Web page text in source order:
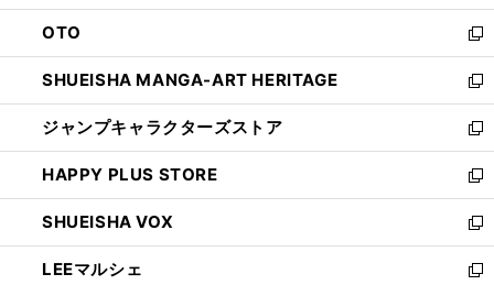
ウ
で
開
く
ン
ド
ウ
で
開
く
OTO
新
し
い
ウ
ィ
ン
ド
ウ
で
開
く
SHUEISHA MANGA-ART HERITAGE
新
し
い
ウ
ィ
ン
ド
ウ
で
ジャンプキャラクターズストア
新
し
い
ウ
ィ
ン
ド
HAPPY PLUS STORE
新
し
い
ウ
ィ
SHUEISHA VOX
新
し
い
LEEマルシェ
新